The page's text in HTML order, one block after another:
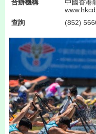
合辦機構
中國香港
查詢
(852)